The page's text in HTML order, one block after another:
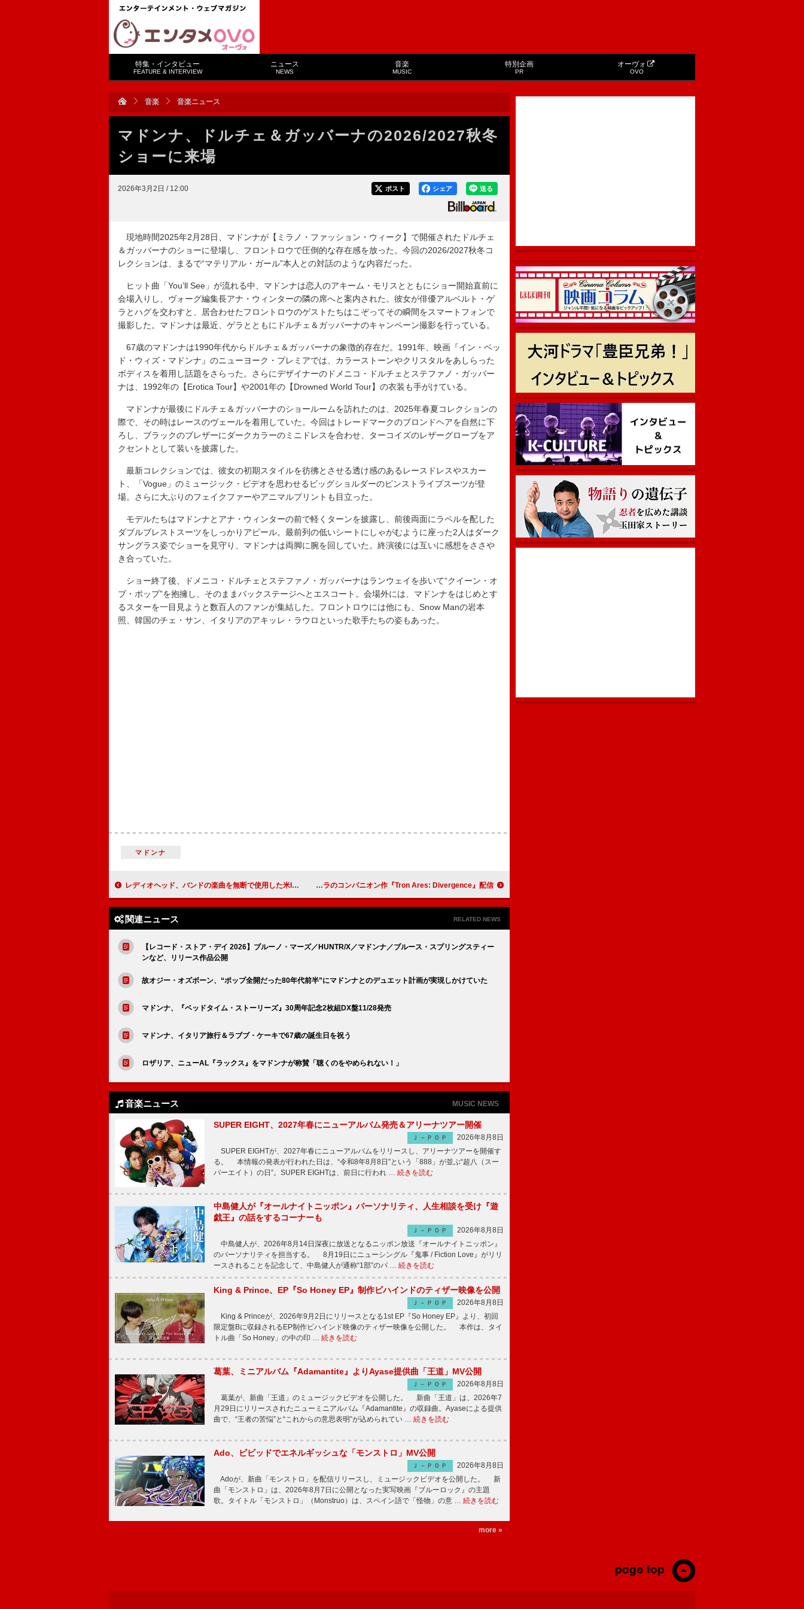
特集・インタビュー
FEATURE & INTERVIEW
ニュース
NEWS
音楽
MUSIC
特別企画
PR
オーヴォ
OVO
音楽 音楽ニュース
マドンナ、ドルチェ＆ガッバーナの2026/2027秋冬
ショーに来場
2026年3月2日 / 12:00 送る
シェア
ポスト
現地時間2025年2月28日、マドンナが【ミラノ・ファッション・ウィーク】で開催されたドルチェ
＆ガッバーナのショーに登場し、フロントロウで圧倒的な存在感を放った。今回の2026/2027秋冬コ
レクションは、まるで“マテリアル・ガール”本人との対話のような内容だった。
ヒット曲「You’ll See」が流れる中、マドンナは恋人のアキーム・モリスとともにショー開始直前に
会場入りし、ヴォーグ編集長アナ・ウィンターの隣の席へと案内された。彼女が俳優アルベルト・ゲ
ラとハグを交わすと、居合わせたフロントロウのゲストたちはこぞってその瞬間をスマートフォンで
撮影した。マドンナは最近、ゲラとともにドルチェ＆ガッバーナのキャンペーン撮影を行っている。
67歳のマドンナは1990年代からドルチェ＆ガッバーナの象徴的存在だ。1991年、映画『イン・ベッ
ド・ウィズ・マドンナ』のニューヨーク・プレミアでは、カラーストーンやクリスタルをあしらった
ボディスを着用し話題をさらった。さらにデザイナーのドメニコ・ドルチェとステファノ・ガッバー
ナは、1992年の【Erotica Tour】や2001年の【Drowned World Tour】の衣装も手がけている。
マドンナが最後にドルチェ＆ガッバーナのショールームを訪れたのは、2025年春夏コレクションの
際で、その時はレースのヴェールを着用していた。今回はトレードマークのブロンドヘアを自然に下
ろし、ブラックのブレザーにダークカラーのミニドレスを合わせ、ターコイズのレザーグローブをア
クセントとして装いを披露した。
最新コレクションでは、彼女の初期スタイルを彷彿とさせる透け感のあるレースドレスやスカー
ト、「Vogue」のミュージック・ビデオを思わせるビッグショルダーのピンストライプスーツが登
場。さらに大ぶりのフェイクファーやアニマルプリントも目立った。
モデルたちはマドンナとアナ・ウィンターの前で軽くターンを披露し、前後両面にラペルを配した
ダブルブレストスーツをしっかりアピール。最前列の低いシートにしゃがむように座った2人はダーク
サングラス姿でショーを見守り、マドンナは両脚に腕を回していた。終演後には互いに感想をささや
き合っていた。
ショー終了後、ドメニコ・ドルチェとステファノ・ガッバーナはランウェイを歩いて“クイーン・オ
ブ・ポップ”を抱擁し、そのままバックステージへとエスコート。会場外には、マドンナをはじめとす
るスターを一目見ようと数百人のファンが集結した。フロントロウには他にも、Snow Manの岩本
照、韓国のチェ・サン、イタリアのアキッレ・ラウロといった歌手たちの姿もあった。
マドンナ
レディオヘッド、バンドの楽曲を無断で使用した米ICEの“素人ども”を痛烈批判 ナイン・インチ・ネイルズ、映画『トロン:アレス』サントラのコンパニオン作『Tron Ares: Divergence』配信
関連ニュース RELATED NEWS
【レコード・ストア・デイ 2026】ブルーノ・マーズ／HUNTR/X／マドンナ／ブルース・スプリングスティー
ンなど、リリース作品公開
故オジー・オズボーン、“ポップ全開だった80年代前半”にマドンナとのデュエット計画が実現しかけていた
マドンナ、『ベッドタイム・ストーリーズ』30周年記念2枚組DX盤11/28発売
マドンナ、イタリア旅行＆ラブブ・ケーキで67歳の誕生日を祝う
ロザリア、ニューAL『ラックス』をマドンナが称賛「聴くのをやめられない！」
音楽ニュース MUSIC NEWS
SUPER EIGHT、2027年春にニューアルバム発売＆アリーナツアー開催
Ｊ－ＰＯＰ
2026年8月8日
SUPER EIGHTが、2027年春にニューアルバムをリリースし、アリーナツアーを開催す
る。 本情報の発表が行われた日は、“令和8年8月8日”という「888」が並ぶ“超八（スー
パーエイト）の日”。SUPER EIGHTは、前日に行われ … 続きを読む
中島健人が『オールナイトニッポン』パーソナリティ、人生相談を受け『遊
戯王』の話をするコーナーも
Ｊ－ＰＯＰ
2026年8月8日
中島健人が、2026年8月14日深夜に放送となるニッポン放送『オールナイトニッポン』
のパーソナリティを担当する。 8月19日にニューシングル『鬼事 / Fiction Love』がリリ
ースされることを記念して、中島健人が通称“1部”のパ … 続きを読む
King & Prince、EP『So Honey EP』制作ビハインドのティザー映像を公開
Ｊ－ＰＯＰ
2026年8月8日
King & Princeが、2026年9月2日にリリースとなる1st EP『So Honey EP』より、初回
限定盤Bに収録されるEP制作ビハインド映像のティザー映像を公開した。 本作は、タイ
トル曲「So Honey」の中の印 … 続きを読む
葛葉、ミニアルバム『Adamantite』よりAyase提供曲「王道」MV公開
Ｊ－ＰＯＰ
2026年8月8日
葛葉が、新曲「王道」のミュージックビデオを公開した。 新曲「王道」は、2026年7
月29日にリリースされたニューミニアルバム『Adamantite』の収録曲。Ayaseによる提供
曲で、“王者の苦悩”と“これからの意思表明”が込められてい … 続きを読む
Ado、ビビッドでエネルギッシュな「モンストロ」MV公開
Ｊ－ＰＯＰ
2026年8月8日
Adoが、新曲「モンストロ」を配信リリースし、ミュージックビデオを公開した。 新
曲「モンストロ」は、2026年8月7日に公開となった実写映画『ブルーロック』の主題
歌。タイトル「モンストロ」（Monstruo）は、スペイン語で「怪物」の意 … 続きを読む
more »